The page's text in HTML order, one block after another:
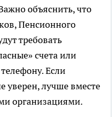
объяснить, что
Пенсионного
требовать
счета или
Если
уверен, лучше вместе
организациями.